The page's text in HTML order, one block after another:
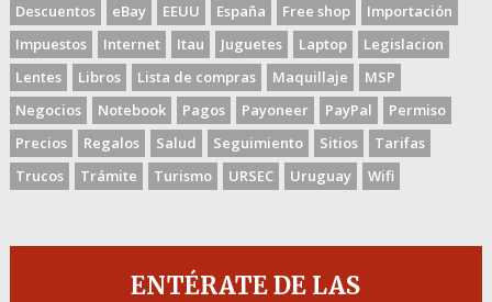
Descuentos
eBay EEUU España Free shop
Importación
Impuestos
Internet Itau Juguetes Laptop
Legislacion
Lentes
Libros Lista de compras Maquillaje
MSP
Negocios
Notebook Pagos Payoneer PayPal
Permiso
Precios
Regalos Salud Seguimiento Sitios
Tarifas
Trucos
Trámite Turismo URSEC Uruguay Wifi
ENTÉRATE DE LAS